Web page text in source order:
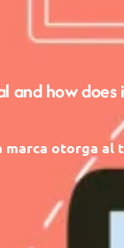
and how does
marca otorga al